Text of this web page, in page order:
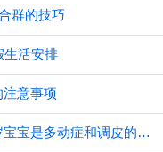
群的技巧
生活安排
意事项
三岁宝宝多动症和调皮的区别 判断三岁宝宝是多动症和调皮的方法